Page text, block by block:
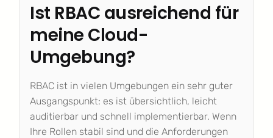
Ist RBAC ausreichend für
meine Cloud-
Umgebung?
RBAC ist in vielen Umgebungen ein sehr guter
Ausgangspunkt: es ist übersichtlich, leicht
auditierbar und schnell implementierbar. Wenn
Ihre Rollen stabil sind und die Anforderungen